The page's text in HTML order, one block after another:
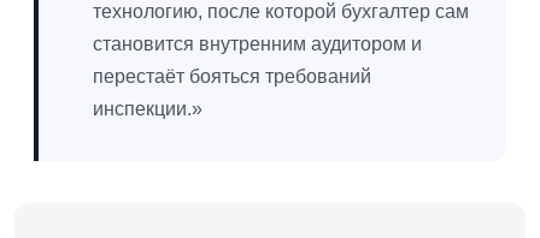
технологию, после которой бухгалтер сам
становится внутренним аудитором и
перестаёт бояться требований
инспекции.»